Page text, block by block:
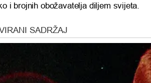
i brojnih obožavatelja diljem svijeta.